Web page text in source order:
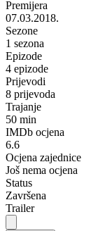
Premijera
07.03.2018.
Sezone
1 sezona
Epizode
4 epizode
Prijevodi
8 prijevoda
Trajanje
50 min
IMDb ocjena
6.6
Ocjena zajednice
Još nema ocjena
Status
Završena
Trailer